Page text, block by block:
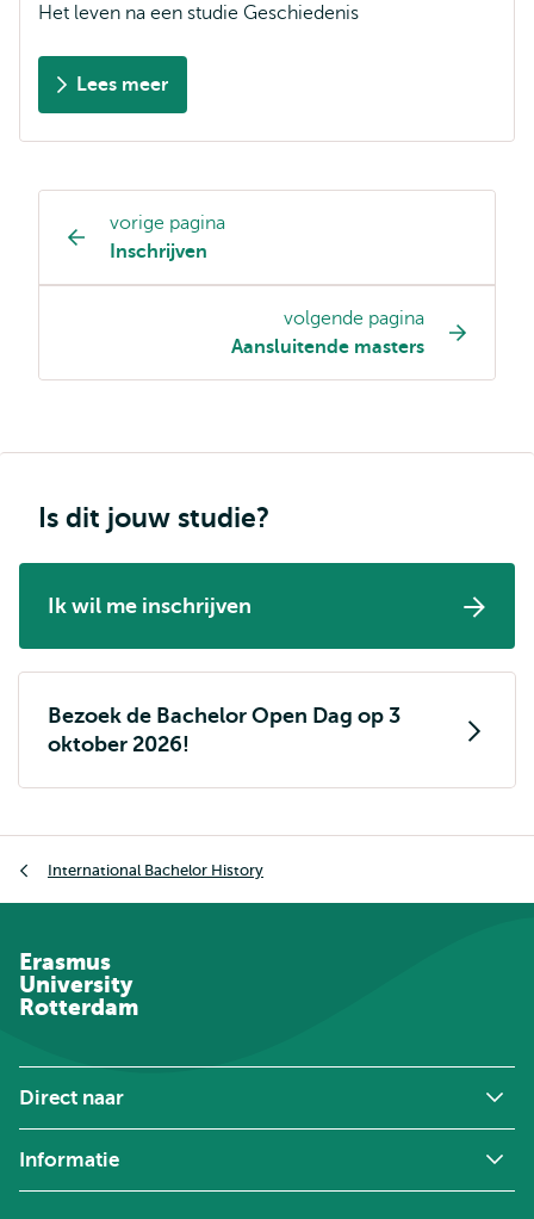
Het leven na een studie Geschiedenis
Lees meer
Opleiding
pagina
navigatie
vorige pagina
Inschrijven
volgende pagina
Aansluitende masters
Is dit jouw studie?
Ik wil me inschrijven
Bezoek de Bachelor Open Dag op 3
oktober 2026!
International Bachelor History
Erasmus
University
Rotterdam
Direct naar
Informatie